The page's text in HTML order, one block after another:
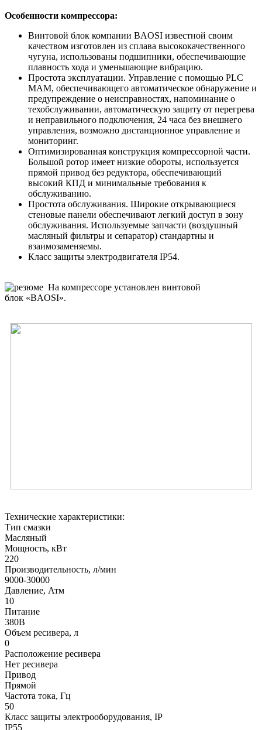
Особенности компрессора:
Винтовой блок компании BAOSI известной своим
качеством изготовлен из сплава высококачественного
чугуна, использованы подшипники, обеспечивающие
плавность хода и уменьшающие вибрацию.
Простота эксплуатации. Управление с помощью PLC
МАМ, обеспечивающего автоматическое обнаружение и
предупреждение о неисправностях, напоминание о
техобслуживании, автоматическую защиту от перегрева
и неправильного подключения, 24 часа без внешнего
управления, возможно дистанционное управление и
мониторинг.
Оптимизированная конструкция компрессорной части.
Большой ротор имеет низкие обороты, используется
прямой привод без редуктора, обеспечивающий
высокий КПД и минимальные требования к
обслуживанию.
Простота обслуживания. Широкие открывающиеся
стеновые панели обеспечивают легкий доступ в зону
обслуживания. Используемые запчасти (воздушный
масляный фильтры и сепаратор) стандартны и
взаимозаменяемы.
Класс защиты электродвигателя IP54.
На компрессоре установлен винтовой
блок «BAOSI».
Технические характеристики:
Тип смазки
Масляный
Мощность, кВт
220
Производительность, л/мин
9000-30000
Давление, Атм
10
Питание
380В
Объем ресивера, л
0
Расположение ресивера
Нет ресивера
Привод
Прямой
Частота тока, Гц
50
Класс защиты электрооборудования, IP
IP55